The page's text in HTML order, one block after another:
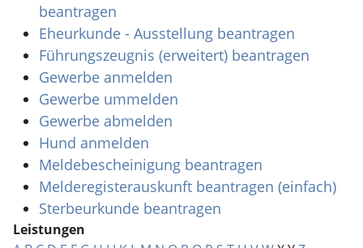
beantragen
Eheurkunde - Ausstellung beantragen
Führungszeugnis (erweitert) beantragen
Gewerbe anmelden
Gewerbe ummelden
Gewerbe abmelden
Hund anmelden
Meldebescheinigung beantragen
Melderegisterauskunft beantragen (einfach)
Sterbeurkunde beantragen
Leistungen